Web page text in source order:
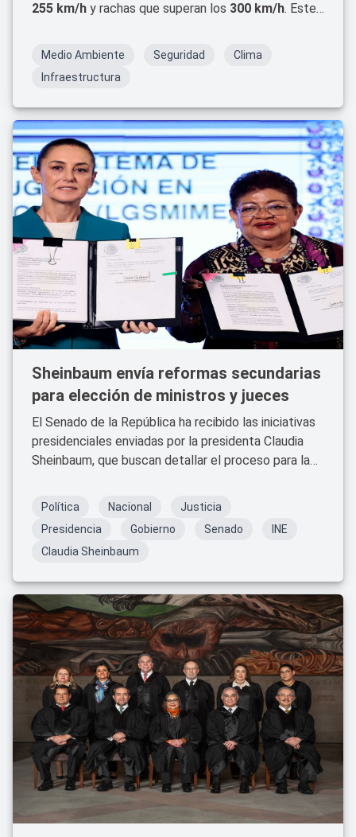
255 km/h y rachas que superan los 300 km/h. Este
registrados en la región, se encuentra actualmente
200 kilómetros al oeste-noroeste de
Progreso, Yucatán
Medio Ambiente Seguridad
Clima
Infraestructura
Sheinbaum envía reformas secundarias
para elección de ministros y jueces
El Senado de la República ha recibido las iniciativas
presidenciales enviadas por la presidenta Claudia
Sheinbaum, que buscan detallar el proceso para la
México.
Política Nacional
Justicia
Presidencia
Gobierno Senado
INE
Claudia Sheinbaum